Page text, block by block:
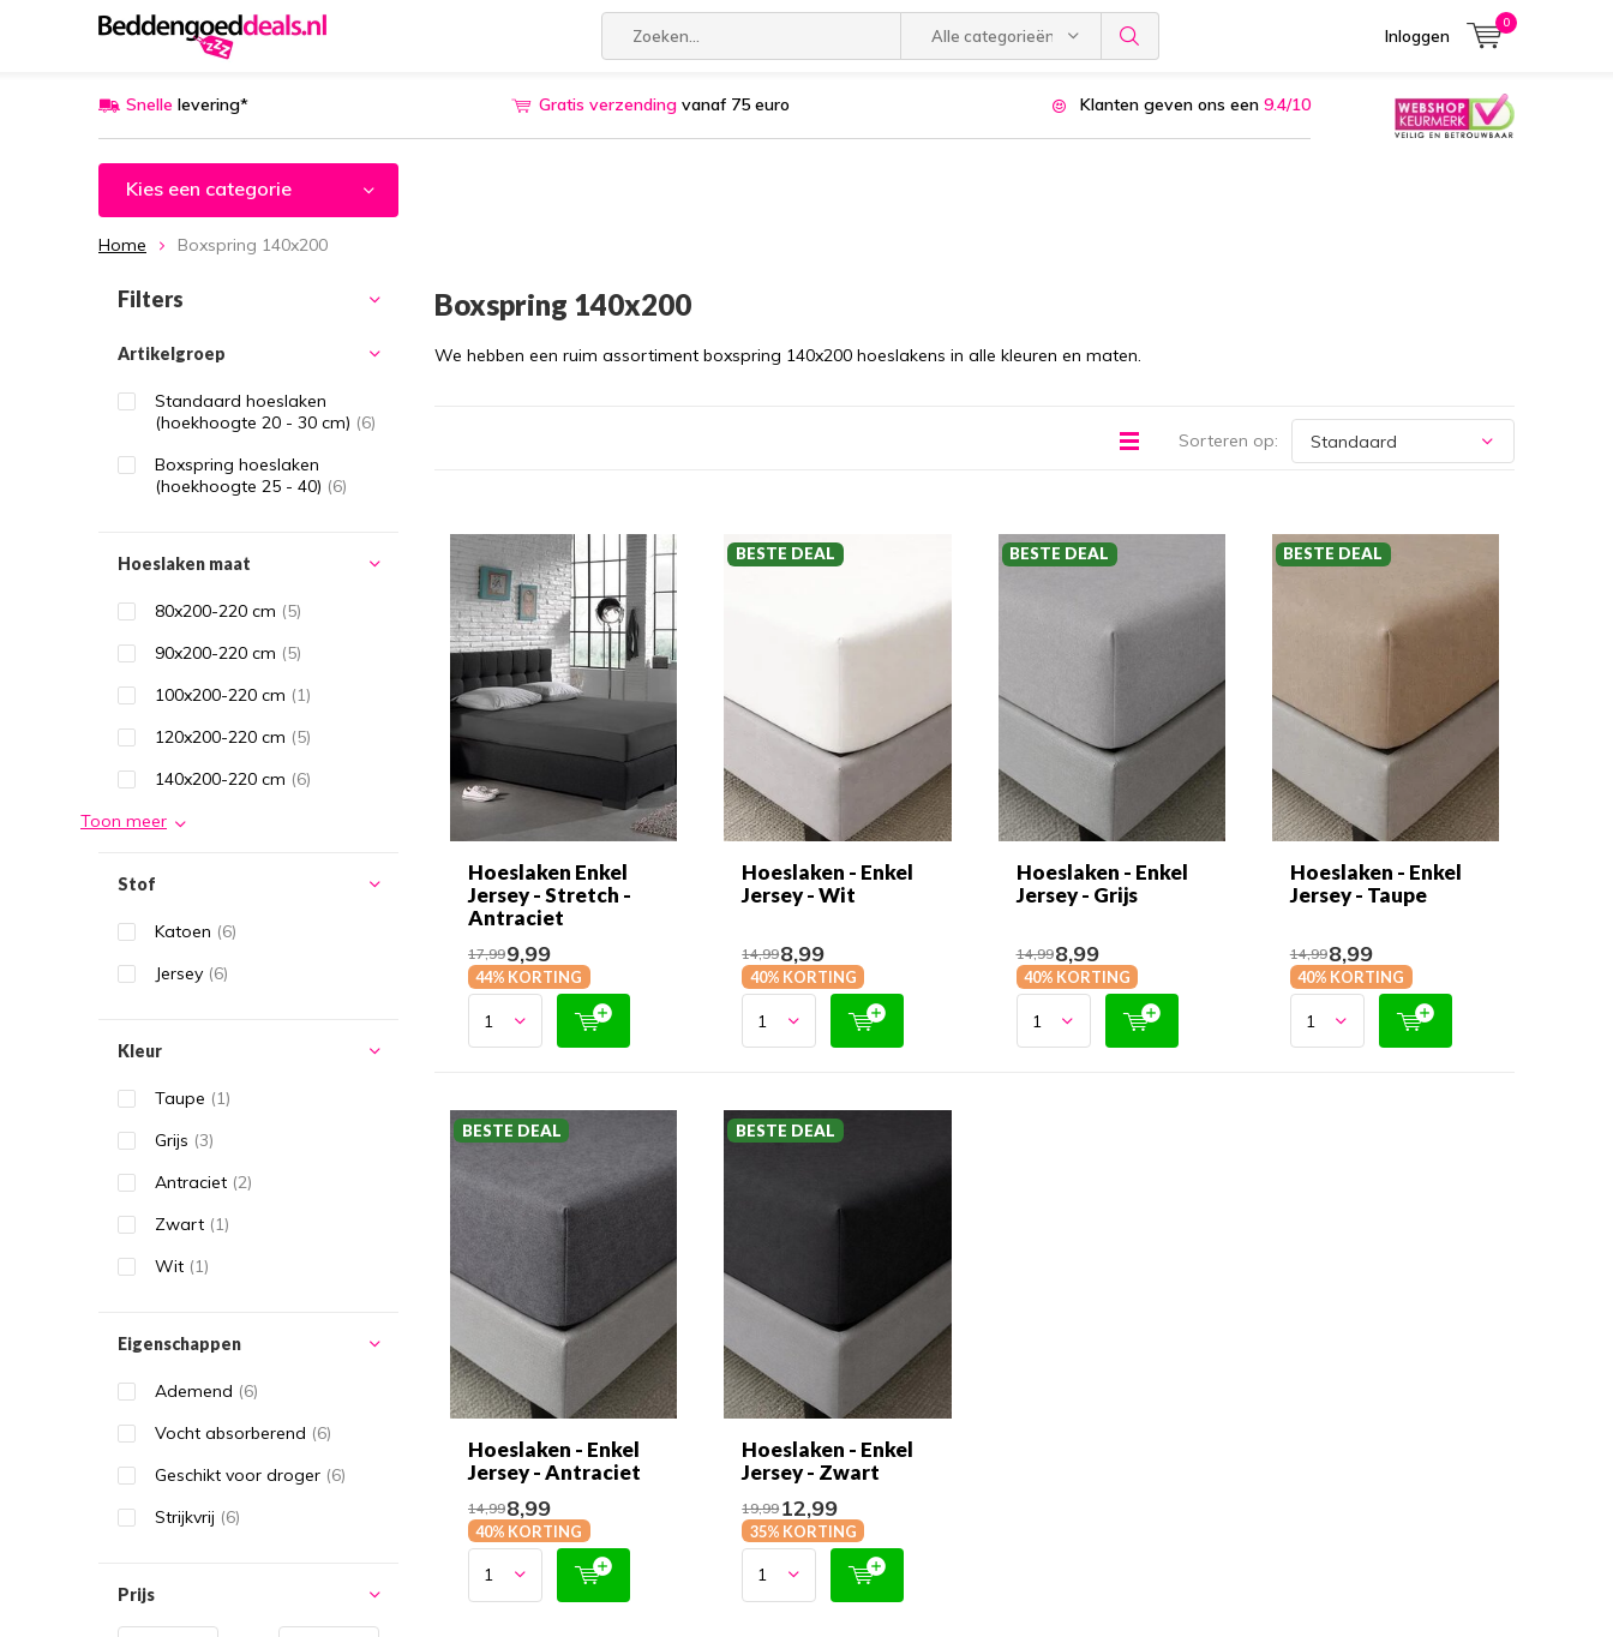
Alle categorieën Inloggen
0
Snelle levering* Gratis verzending vanaf 75 euro Klanten geven ons een 9.4/10
Kies een categorie
Home Boxspring 140x200
Boxspring 140x200
We hebben een ruim assortiment boxspring 140x200 hoeslakens in alle kleuren en maten.
Sorteren op:
Hoeslaken Enkel
Jersey - Stretch -
Antraciet
17,999,99
44% KORTING
Hoeslaken - Enkel
Jersey - Wit
BESTE DEAL
14,998,99
40% KORTING
Hoeslaken - Enkel
Jersey - Grijs
BESTE DEAL
14,998,99
40% KORTING
Hoeslaken - Enkel
Jersey - Taupe
BESTE DEAL
14,998,99
40% KORTING
Hoeslaken - Enkel
Jersey - Antraciet
BESTE DEAL
14,998,99
40% KORTING
Hoeslaken - Enkel
Jersey - Zwart
BESTE DEAL
19,9912,99
35% KORTING
Filters
Artikelgroep
Standaard hoeslaken
(hoekhoogte 20 - 30 cm) (6)
Boxspring hoeslaken
(hoekhoogte 25 - 40) (6)
Hoeslaken maat
80x200-220 cm (5)
90x200-220 cm (5)
100x200-220 cm (1)
120x200-220 cm (5)
140x200-220 cm (6)
Toon meer
Stof
Katoen (6)
Jersey (6)
Kleur
Taupe (1)
Grijs (3)
Antraciet (2)
Zwart (1)
Wit (1)
Eigenschappen
Ademend (6)
Vocht absorberend (6)
Geschikt voor droger (6)
Strijkvrij (6)
Prijs